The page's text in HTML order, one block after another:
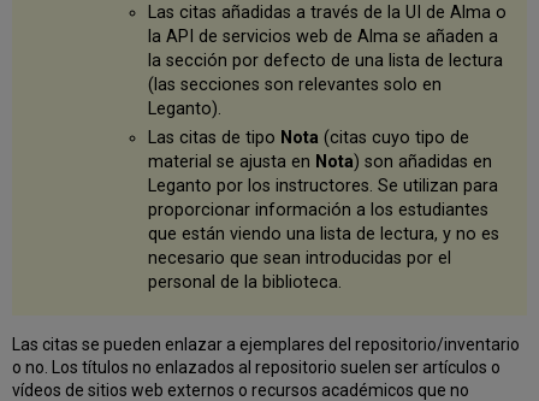
Las citas añadidas a través de la UI de Alma o
la API de servicios web de Alma se añaden a
la sección por defecto de una lista de lectura
(las secciones son relevantes solo en
Leganto).
Las citas de tipo Nota(citas cuyo tipo de
material se ajusta en Nota) son añadidas en
Leganto por los instructores. Se utilizan para
proporcionar información a los estudiantes
que están viendo una lista de lectura, y no es
necesario que sean introducidas por el
personal de la biblioteca.
Las citas se pueden enlazar a ejemplares del repositorio/inventario
o no. Los títulos no enlazados al repositorio suelen ser artículos o
vídeos de sitios web externos o recursos académicos que no